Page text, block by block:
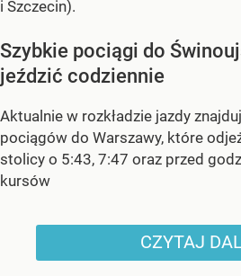
i Szczecin).
Szybkie pociągi do
jeździć codziennie
Aktualnie w rozkładzie jazdy
pociągów do Warszawy, które
stolicy o 5:43, 7:47 oraz przed
kursów
CZYTAJ